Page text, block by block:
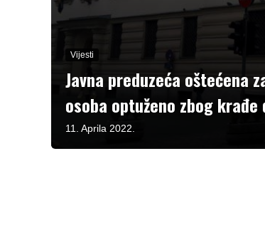
Vijesti
Javna preduzeća oštećena
osoba optuženo zbog
11. Aprila 2022.